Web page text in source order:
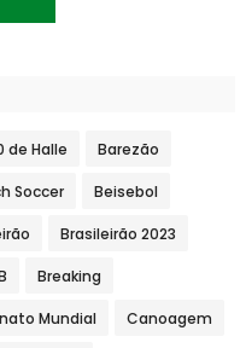
de Halle Barezão
Soccer Beisebol
Brasileirão 2023
Breaking
Mundial Canoagem